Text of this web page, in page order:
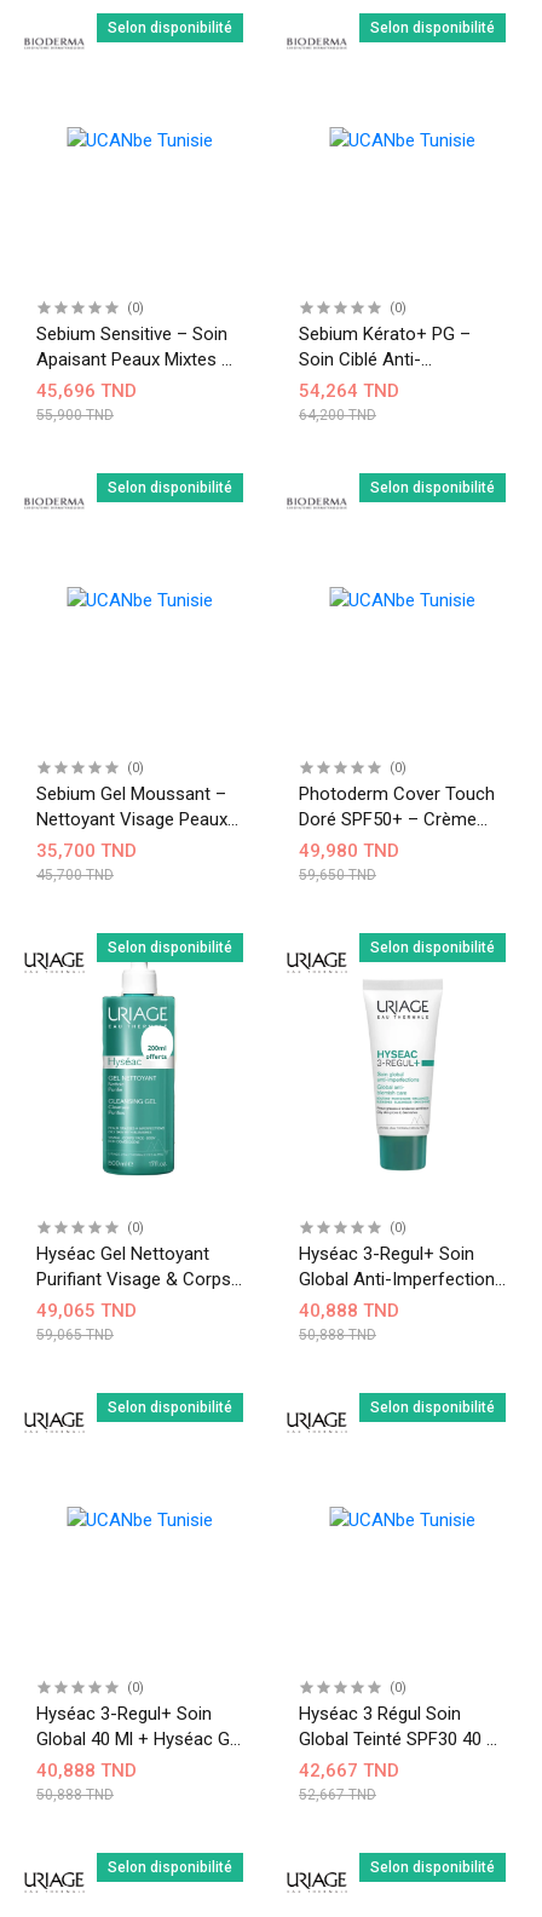
Selon disponibilité
(0)
Sebium Sensitive – Soin
Apaisant Peaux Mixtes À
Grasses Sensibles 30 Ml
45,696 TND
55,900 TND
Selon disponibilité
(0)
Sebium Kérato+ PG –
Soin Ciblé Anti-
Imperfections 30 Ml
54,264 TND
64,200 TND
Selon disponibilité
(0)
Sebium Gel Moussant –
Nettoyant Visage Peaux
Mixtes À Grasses 200 Ml
(Pompe)
35,700 TND
45,700 TND
Selon disponibilité
(0)
Photoderm Cover Touch
Doré SPF50+ – Crème
Solaire Teintée Matifiante
40 Ml
49,980 TND
59,650 TND
Selon disponibilité
(0)
Hyséac Gel Nettoyant
Purifiant Visage & Corps
300ML + 200ML Offert
49,065 TND
59,065 TND
Selon disponibilité
(0)
Hyséac 3-Regul+ Soin
Global Anti-Imperfections
40 Ml
40,888 TND
50,888 TND
Selon disponibilité
(0)
Hyséac 3-Regul+ Soin
Global 40 Ml + Hyséac Gel
Nettoyant 50 Ml Offert
40,888 TND
50,888 TND
Selon disponibilité
(0)
Hyséac 3 Régul Soin
Global Teinté SPF30 40 Ml
+ Gel Nettoyant 50 Ml
Offert – Peaux Mixtes À
42,667 TND
52,667 TND
Selon disponibilité Selon disponibilité